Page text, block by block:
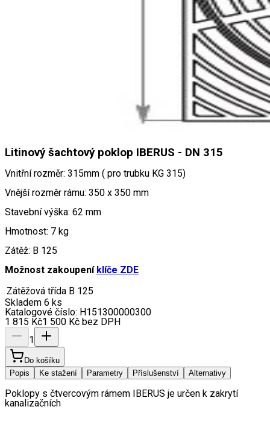
Litinový šachtový poklop IBERUS - DN 315
Vnitřní rozměr: 315mm ( pro trubku KG 315)
Vnější rozměr rámu: 350 x 350 mm
Stavební výška: 62 mm
Hmotnost: 7 kg
Zátěž: B 125
Možnost zakoupení klíče ZDE
Zátěžová třída B 125
Skladem 6 ks
Katalogové číslo: H151300000300
1 815 Kč1 500 Kč bez DPH
1
Do košíku
Popis
Ke stažení Parametry Příslušenství Alternativy
Poklopy s čtvercovým rámem IBERUS je určen k zakrytí
kanalizačních